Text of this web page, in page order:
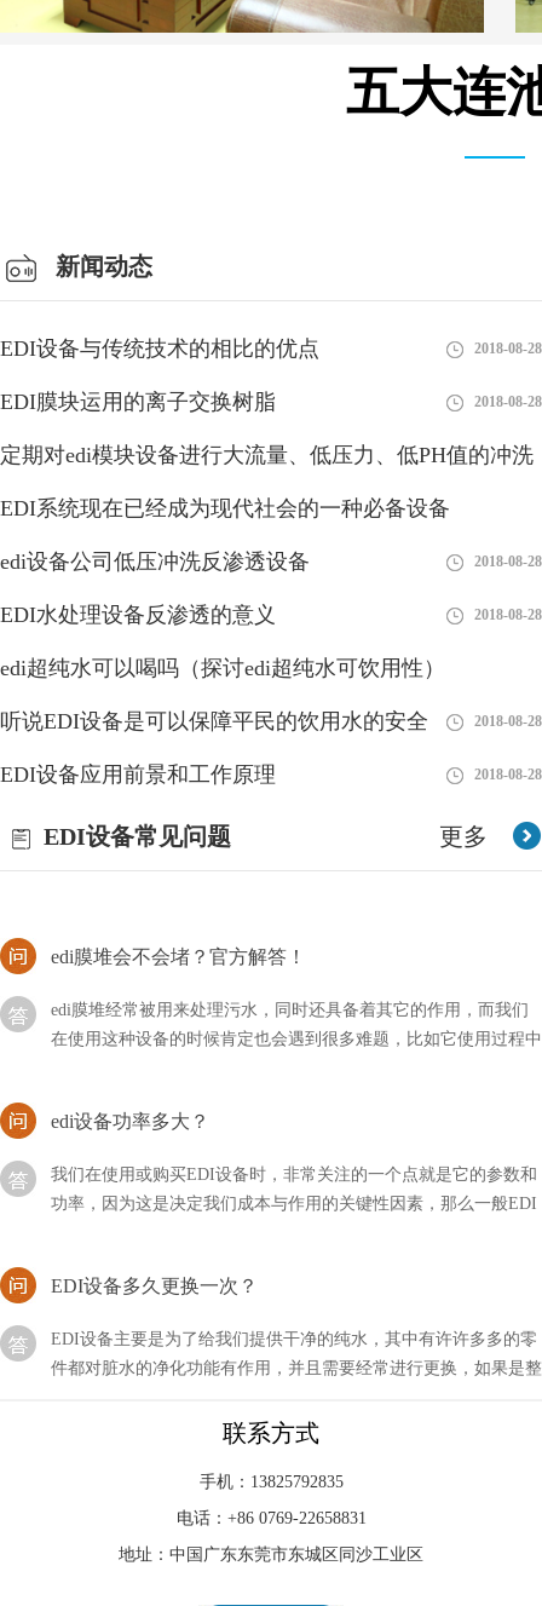
五大连
新闻动态
EDI设备与传统技术的相比的优点 2018-08-28
EDI膜块运用的离子交换树脂 2018-08-28
定期对edi模块设备进行大流量、低压力、低PH值的冲洗
有利
EDI系统现在已经成为现代社会的一种必备设备
2018-08-28
edi设备公司低压冲洗反渗透设备 2018-08-28
EDI水处理设备反渗透的意义 2018-08-28
edi超纯水可以喝吗（探讨edi超纯水可饮用性）
2023-08-26
听说EDI设备是可以保障平民的饮用水的安全 2018-08-28
EDI设备应用前景和工作原理 2018-08-28
更多
EDI设备常见问题
Svec和S. D. Kincaid于1977年在美国发明的。他们在Dow Chemical
公司的
如何拆解西门子edi？详细流程！
可以发现就这么拆的比较麻烦，所以需要掌握一定的技巧，到底应
该如何拆解西门子EDI呢？
在使用这种设备的时候肯定也会遇到很多难题，比如它使用过程中
会不会堵塞呢？
功率，因为这是决定我们成本与作用的关键性因素，那么一般EDI
设备的功率有多大呢？
件都对脏水的净化功能有作用，并且需要经常进行更换，如果是整
套设备多久更换一次？
能否接受edi形式的订单？
现在的技术发展得非常快，尤其是对于一个行业的新手来说，技术
EDI形式的订单呢？
联系方式
手机：13825792835
电话：+86 0769-22658831
地址：中国广东东莞市东城区同沙工业区